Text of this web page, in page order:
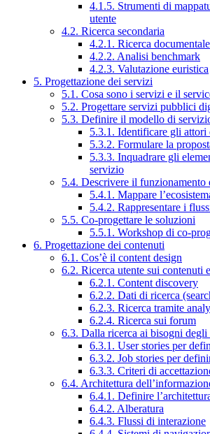
4.1.5. Strumenti di
utente
4.2. Ricerca secondaria
4.2.1. Ricerca documentale
4.2.2. Analisi benchmark
4.2.3. Valutazione euristica
5. Progettazione dei servizi
5.1. Cosa sono i servizi e il
5.2. Progettare servizi pubblici
5.3. Definire il modello di
5.3.1. Identificare gli
5.3.2. Formulare la
5.3.3. Inquadrare gli
servizio
5.4. Descrivere il funzionamento
5.4.1. Mappare
5.4.2. Rappresentare i
5.5. Co-progettare le soluzioni
5.5.1. Workshop di co-
6. Progettazione dei contenuti
6.1. Cos’è il content design
6.2. Ricerca utente sui contenuti
6.2.1. Content discovery
6.2.2. Dati di ricerca
6.2.3. Ricerca tramite
6.2.4. Ricerca sui forum
6.3. Dalla ricerca ai bisogni degli
6.3.1. User stories per
6.3.2. Job stories per
6.3.3. Criteri di
6.4. Architettura
6.4.1. Definire
6.4.2. Alberatura
6.4.3. Flussi di interazione